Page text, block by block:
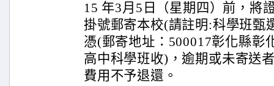
15 年3月5日（星期四）前，將
掛號郵寄本校(請註明:科學班甄
憑(郵寄地址：500017彰化縣彰
高中科學班收)，逾期或未寄送
費用不予退還。